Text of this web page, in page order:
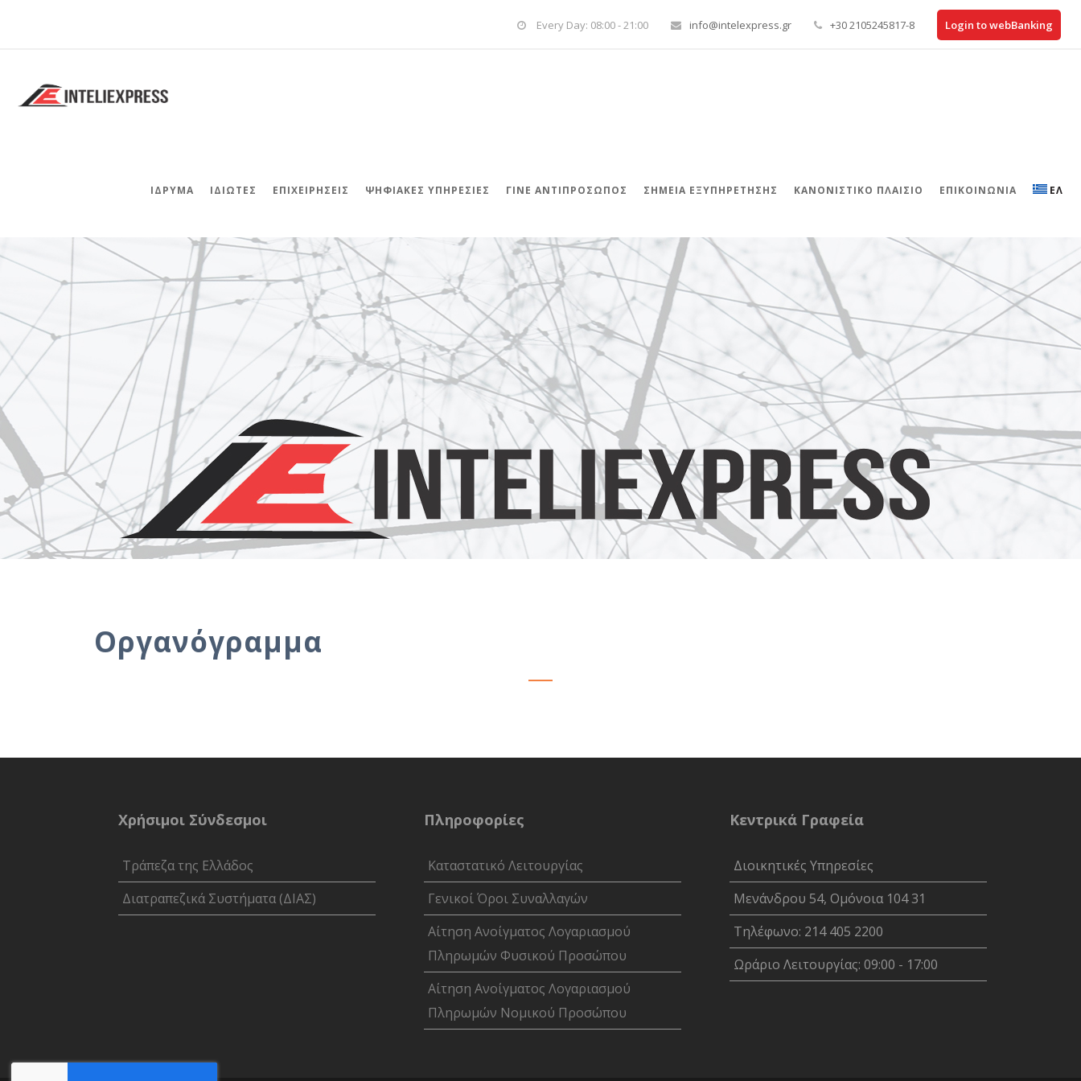
Every Day: 08:00 - 21:00 info@intelexpress.gr +30 2105245817-8 Login to webBanking
ΊΔΡΥΜΑ ΙΔΙΏΤΕΣ ΕΠΙΧΕΙΡΉΣΕΙΣ ΨΗΦΙΑΚΈΣ ΥΠΗΡΕΣΊΕΣ ΓΊΝΕ ΑΝΤΙΠΡΌΣΩΠΟΣ ΣΗΜΕΙΑ ΕΞΥΠΗΡΕΤΗΣΗΣ ΚΑΝΟΝΙΣΤΙΚΌ ΠΛΑΊΣΙΟ ΕΠΙΚΟΙΝΩΝΊΑ ΕΛ
Οργανόγραμμα
Χρήσιμοι Σύνδεσμοι
Τράπεζα της Ελλάδος
Διατραπεζικά Συστήματα (ΔΙΑΣ)
Πληροφορίες
Καταστατικό Λειτουργίας
Γενικοί Όροι Συναλλαγών
Αίτηση Ανοίγματος Λογαριασμού
Πληρωμών Φυσικού Προσώπου
Αίτηση Ανοίγματος Λογαριασμού
Πληρωμών Νομικού Προσώπου
Κεντρικά Γραφεία
Διοικητικές Υπηρεσίες
Μενάνδρου 54, Ομόνοια 104 31
Τηλέφωνο: 214 405 2200
Ωράριο Λειτουργίας: 09:00 - 17:00